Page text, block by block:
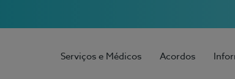
Serviços e Médicos Acordos